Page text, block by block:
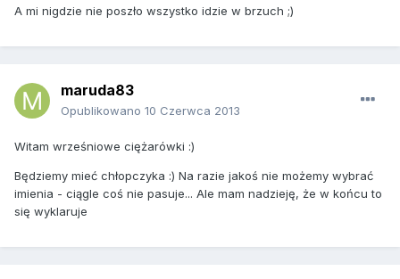
A mi nigdzie nie poszło wszystko idzie w brzuch ;)
maruda83
Opublikowano 10 Czerwca 2013
Witam wrześniowe ciężarówki :)
Będziemy mieć chłopczyka :) Na razie jakoś nie możemy wybrać
imienia - ciągle coś nie pasuje... Ale mam nadzieję, że w końcu to
się wyklaruje